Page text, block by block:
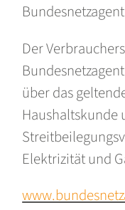
Der
über das
Haushaltskunde
Elektrizität und